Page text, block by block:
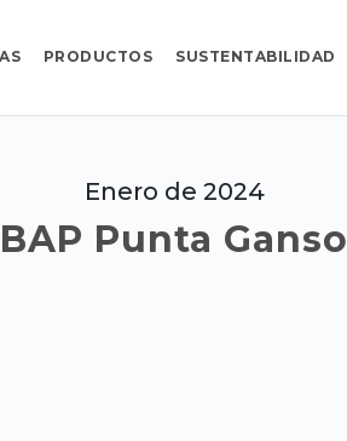
PRODUCTOS SUSTENTABILIDAD
Enero de 2024
BAP Punta Ganso